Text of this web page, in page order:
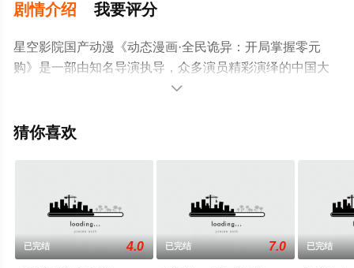
剧情介绍 我要评分
星空影院国产动漫《动态漫画·全民诡异：开局掌握零元
购》是一部由知名导演执导，众多演员精彩演绎的中国大
陆动漫，手机免费观看高清无删减完整版动漫全集就上星
网等平台了解。

猜你喜欢
已完结 4.0 已完结 7.0 已完结